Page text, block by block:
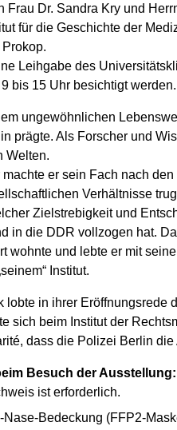
Dr. Sandra Kry und
für die Geschichte der
Leihgabe des
bis 15 Uhr besichtigt werden.
ungewöhnlichen
prägte. Als Forscher und
Welten.
er sein Fach nach
Verhältnisse
Zielstrebigkeit und
in die DDR vollzogen hat.
wohnte und lebte er mit
Institut.
in ihrer
sich beim Institut der
dass die Polizei Berlin
Besuch der Ausstellung:
ist erforderlich.
Bedeckung (FFP2-